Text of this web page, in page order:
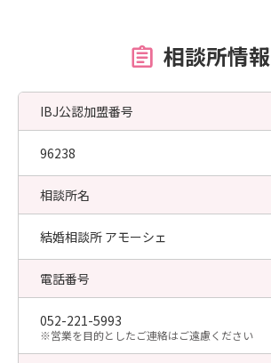
相談所情報
IBJ公認加盟番号
96238
相談所名
結婚相談所 アモーシェ
電話番号
052-221-5993
​※営業を目的としたご連絡はご遠慮ください